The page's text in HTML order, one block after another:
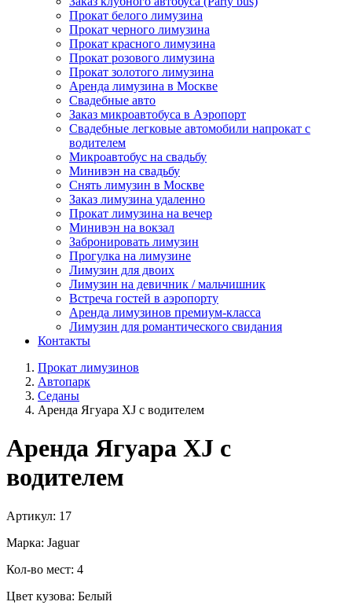
Прокат белого лимузина
Прокат черного лимузина
Прокат красного лимузина
Прокат розового лимузина
Прокат золотого лимузина
Аренда лимузина в Москве
Свадебные авто
Заказ микроавтобуса в Аэропорт
Свадебные легковые автомобили напрокат с
водителем
Микроавтобус на свадьбу
Минивэн на свадьбу
Снять лимузин в Москве
Заказ лимузина удаленно
Прокат лимузина на вечер
Минивэн на вокзал
Забронировать лимузин
Прогулка на лимузине
Лимузин для двоих
Лимузин на девичник / мальчишник
Встреча гостей в аэропорту
Аренда лимузинов премиум-класса
Лимузин для романтического свидания
Контакты
Прокат лимузинов
Автопарк
Седаны
Аренда Ягуара XJ с водителем
Аренда Ягуара XJ с
водителем
Артикул: 17
Марка: Jaguar
Кол-во мест: 4
Цвет кузова: Белый